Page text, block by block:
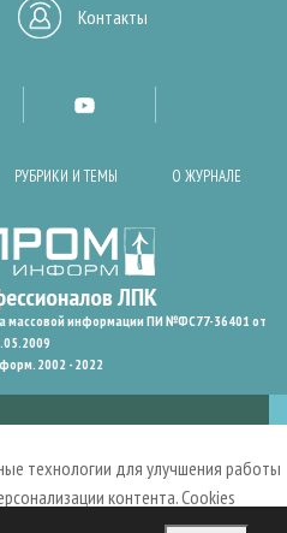
Контакты
РУБРИКИ И ТЕМЫ О ЖУРНАЛЕ
массовой информации ПИ №ФС77-36401 от
2002 - 2022
технологии для улучшения работы
контента. Cookies